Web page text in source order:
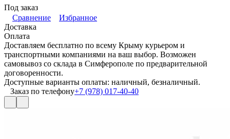
Под заказ
Сравнение
Избранное
Доставка
Оплата
Доставляем бесплатно по всему Крыму курьером и
транспортными компаниями на ваш выбор. Возможен
самовывоз со склада в Симферополе по предварительной
договоренности.
Доступные варианты оплаты: наличный, безналичный.
Заказ по телефону+7 (978) 017-40-40